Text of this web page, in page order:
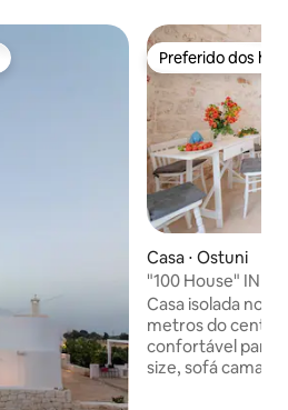
Preferido dos
Preferido dos
Casa ⋅ Ostuni
"100 House"
FI ILIMITADO
Casa isolada no
metros do centro
confortável para
size, sofá cama,